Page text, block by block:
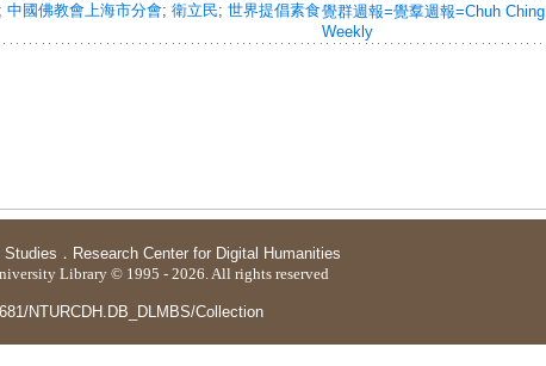
中國佛教會上海市分會; 衛立民; 世界提倡素食覺群週報=覺羣週報=Chuh Ching
Weekly
Studies ． Research Center for Digital Humanities
Library © 1995 - 2026. All rights reserved
NTURCDH.DB_DLMBS/Collection